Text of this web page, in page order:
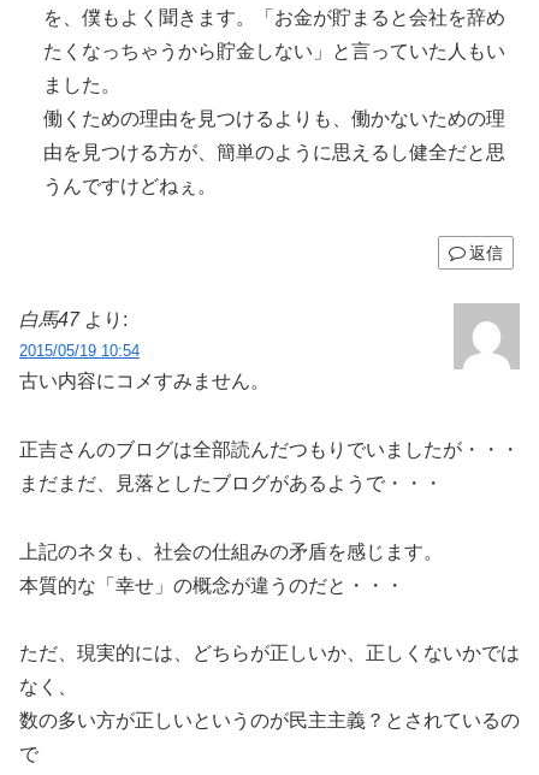
を、僕もよく聞きます。「お金が貯まると会社を辞め
たくなっちゃうから貯金しない」と言っていた人もい
ました。
働くための理由を見つけるよりも、働かないための理
由を見つける方が、簡単のように思えるし健全だと思
うんですけどねぇ。
返信
白馬47 より:
2015/05/19 10:54
古い内容にコメすみません。
正吉さんのブログは全部読んだつもりでいましたが・・・
まだまだ、見落としたブログがあるようで・・・
上記のネタも、社会の仕組みの矛盾を感じます。
本質的な「幸せ」の概念が違うのだと・・・
ただ、現実的には、どちらが正しいか、正しくないかでは
なく、
数の多い方が正しいというのが民主主義？とされているの
で